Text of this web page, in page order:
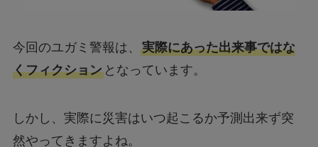
今回のユガミ警報は、
実際にあった出来事ではな
くフィクション
となっています。
しかし、実際に災害はいつ起こるか予測出来ず突
然やってきますよね。